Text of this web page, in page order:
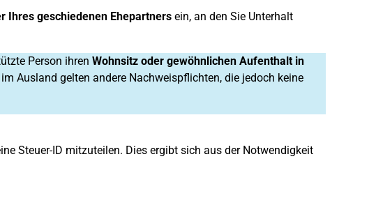
Ihres geschiedenen Ehepartners ein, an den Sie Unterhalt
Person ihren Wohnsitz oder gewöhnlichen Aufenthalt in
Ausland gelten andere Nachweispflichten, die jedoch keine
Steuer-ID mitzuteilen. Dies ergibt sich aus der Notwendigkeit